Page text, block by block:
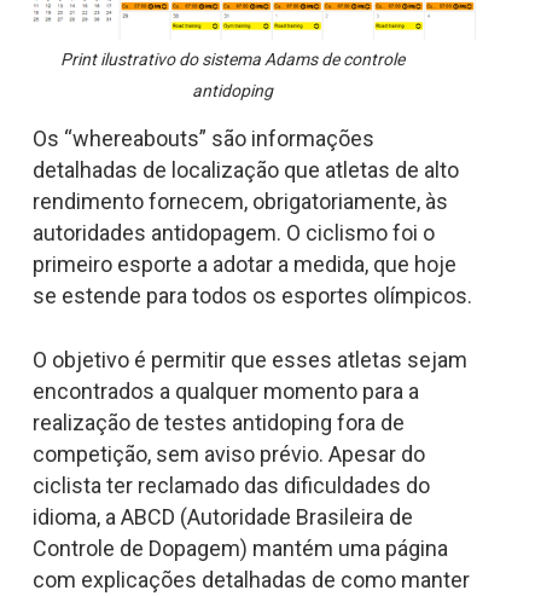
Print ilustrativo do sistema Adams de controle
antidoping
Os “whereabouts” são informações
detalhadas de localização que atletas de alto
rendimento fornecem, obrigatoriamente, às
autoridades antidopagem. O ciclismo foi o
primeiro esporte a adotar a medida, que hoje
se estende para todos os esportes olímpicos.
O objetivo é permitir que esses atletas sejam
encontrados a qualquer momento para a
realização de testes antidoping fora de
competição, sem aviso prévio. Apesar do
ciclista ter reclamado das dificuldades do
idioma, a ABCD (Autoridade Brasileira de
Controle de Dopagem) mantém uma página
com explicações detalhadas de como manter